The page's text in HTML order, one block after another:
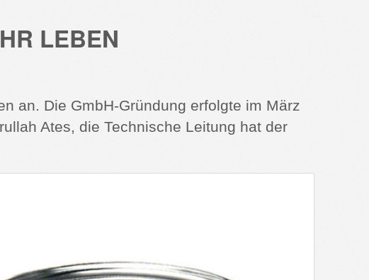
LEBEN
an. Die GmbH-Gründung erfolgte im März
Ates, die Technische Leitung hat der